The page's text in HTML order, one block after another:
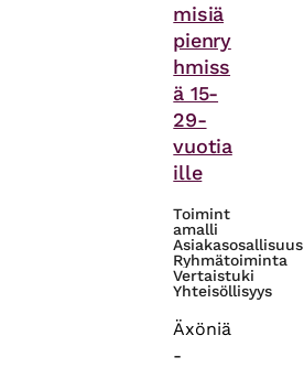
misiä
pienry
hmiss
ä 15-
29-
vuotia
ille
Toimint
amalli
Asiakasosallisuus
Ryhmätoiminta
Vertaistuki
Yhteisöllisyys
Äxöniä
-